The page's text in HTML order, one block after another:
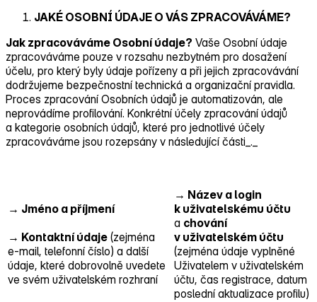
JAKÉ OSOBNÍ ÚDAJE O VÁS ZPRACOVÁVÁME?
Jak zpracováváme Osobní údaje? Vaše Osobní údaje
zpracováváme pouze v rozsahu nezbytném pro dosažení
účelu, pro který byly údaje pořízeny a při jejich zpracovávání
dodržujeme bezpečnostní technická a organizační pravidla.
Proces zpracování Osobních údajů je automatizován, ale
neprovádíme profilování. Konkrétní účely zpracování údajů
a kategorie osobních údajů, které pro jednotlivé účely
zpracováváme jsou rozepsány v následující části_._
→ Jméno a příjmení
→ Kontaktní údaje (zejména
e‑mail, telefonní číslo) a další
údaje, které dobrovolně uvedete
ve svém uživatelském rozhraní
→ Název a login
k uživatelskému účtu
a chování
v uživatelském účtu
(zejména údaje vyplněné
Uživatelem v uživatelském
účtu, čas registrace, datum
poslední aktualizace profilu)